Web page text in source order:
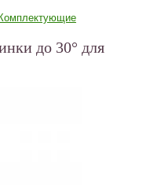
Комплектующие
до 30° для